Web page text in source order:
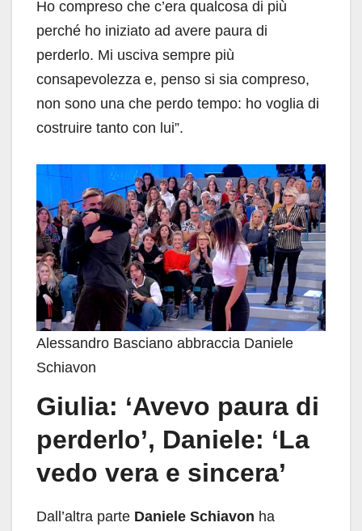
Ho compreso che c’era qualcosa di più
perché ho iniziato ad avere paura di
perderlo. Mi usciva sempre più
consapevolezza e, penso si sia compreso,
non sono una che perdo tempo: ho voglia di
costruire tanto con lui”.
Alessandro Basciano abbraccia Daniele
Schiavon
Giulia: ‘Avevo paura di
perderlo’, Daniele: ‘La
vedo vera e sincera’
Dall’altra parte Daniele Schiavon ha